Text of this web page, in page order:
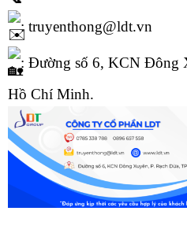
: truyenthong@ldt.vn
: Đường số 6, KCN Đông
Hồ Chí Minh.